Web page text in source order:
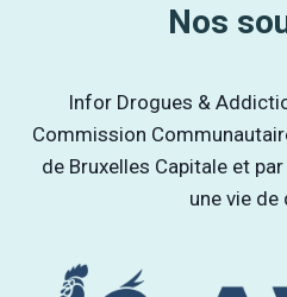
Nos
Infor Drogues &
Commission
de Bruxelles Capitale et
une vie de